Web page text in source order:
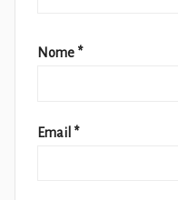
Nome *
Email *